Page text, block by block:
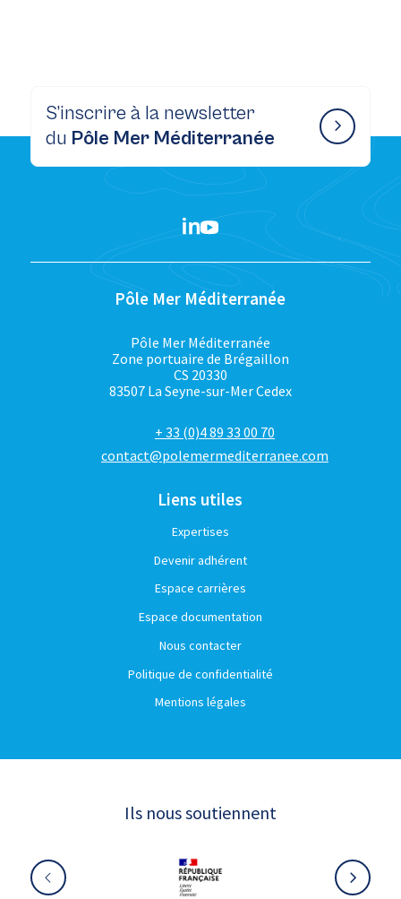
S’inscrire à la newsletter
du Pôle Mer Méditerranée
Pôle Mer Méditerranée
Pôle Mer Méditerranée
Zone portuaire de Brégaillon
CS 20330
83507 La Seyne-sur-Mer Cedex
+ 33 (0)4 89 33 00 70
contact@polemermediterranee.com
Liens utiles
Expertises
Devenir adhérent
Espace carrières
Espace documentation
Nous contacter
Politique de confidentialité
Mentions légales
Ils nous soutiennent